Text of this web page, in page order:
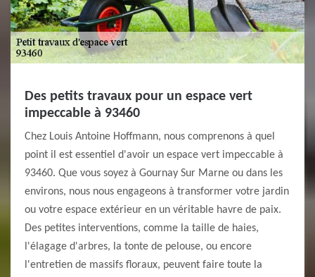
Des petits travaux pour un espace vert
impeccable à 93460
Chez Louis Antoine Hoffmann, nous comprenons à quel
point il est essentiel d'avoir un espace vert impeccable à
93460. Que vous soyez à Gournay Sur Marne ou dans les
environs, nous nous engageons à transformer votre jardin
ou votre espace extérieur en un véritable havre de paix.
Des petites interventions, comme la taille de haies,
l'élagage d'arbres, la tonte de pelouse, ou encore
l'entretien de massifs floraux, peuvent faire toute la